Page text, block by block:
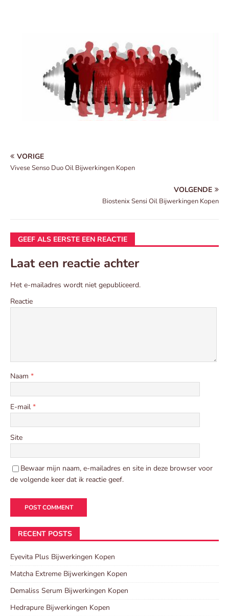
VORIGE
Vivese Senso Duo Oil Bijwerkingen Kopen
VOLGENDE
Biostenix Sensi Oil Bijwerkingen Kopen
GEEF ALS EERSTE EEN REACTIE
Laat een reactie achter
Het e-mailadres wordt niet gepubliceerd.
Reactie
Naam *
E-mail *
Site
Bewaar mijn naam, e-mailadres en site in deze browser voor
de volgende keer dat ik reactie geef.
RECENT POSTS
Eyevita Plus Bijwerkingen Kopen
Matcha Extreme Bijwerkingen Kopen
Demaliss Serum Bijwerkingen Kopen
Hedrapure Bijwerkingen Kopen